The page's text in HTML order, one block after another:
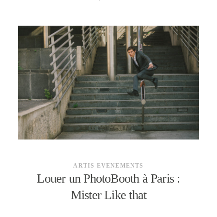
ARTIS EVENEMENTS
Louer un PhotoBooth à Paris :
Mister Like that